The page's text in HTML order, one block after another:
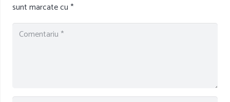
sunt marcate cu *